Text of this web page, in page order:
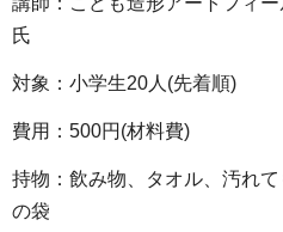
氏
対象：小学生20人(先着順)
費用：500円(材料費)
持物：飲み物、タオル、汚れ
の袋